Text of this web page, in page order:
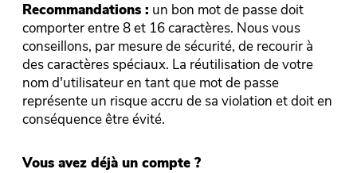
Recommandations : un bon mot de passe doit
comporter entre 8 et 16 caractères. Nous vous
conseillons, par mesure de sécurité, de recourir à
des caractères spéciaux. La réutilisation de votre
nom d'utilisateur en tant que mot de passe
représente un risque accru de sa violation et doit en
conséquence être évité.
Vous avez déjà un compte ?